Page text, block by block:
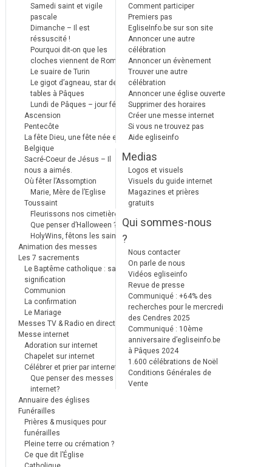
Samedi saint et vigile
pascale
Dimanche – Il est
réssuscité !
Pourquoi dit-on que les
cloches viennent de Rome ?
Le suaire de Turin
Le gigot d’agneau, star des
tables à Pâques
Lundi de Pâques – jour férié
Ascension
Pentecôte
La fête Dieu, une fête née en
Belgique
Sacré-Coeur de Jésus – Il
nous a aimés.
Où fêter l’Assomption
Marie, Mère de l’Eglise
Toussaint
Fleurissons nos cimetières
Que penser d’Halloween ?
HolyWins, fêtons les saints !
Animation des messes
Les 7 sacrements
Le Baptême catholique : sa
signification
Communion
La confirmation
Le Mariage
Messes TV & Radio en direct
Messe internet
Adoration sur internet
Chapelet sur internet
Célébrer et prier par internet
Que penser des messes
internet?
Annuaire des églises
Funérailles
Prières & musiques pour
funérailles
Pleine terre ou crémation ?
Ce que dit l’Église
Comment participer
Premiers pas
EgliseInfo.be sur son site
Annoncer une autre
célébration
Annoncer un évènement
Trouver une autre
célébration
Annoncer une église ouverte
Supprimer des horaires
Créer une messe internet
Si vous ne trouvez pas
Aide egliseinfo
Medias
Logos et visuels
Visuels du guide internet
Magazines et prières
gratuits
Qui sommes-nous
?
Nous contacter
On parle de nous
Vidéos egliseinfo
Revue de presse
Communiqué : +64% des
recherches pour le mercredi
des Cendres 2025
Communiqué : 10ème
anniversaire d’egliseinfo.be
à Pâques 2024
1.600 célébrations de Noël
Conditions Générales de
Vente